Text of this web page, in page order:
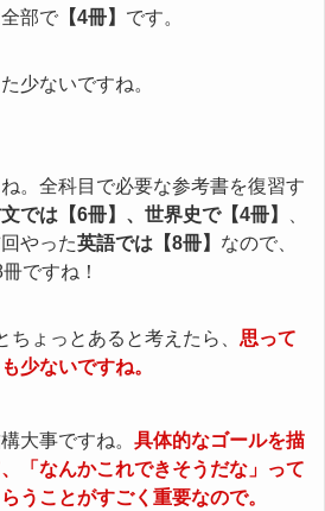
部で 【4冊】 です。
少ないですね。
。全科目で必要な参考書を復習す
では【6冊】、世界史で【4冊】
やった英語では【8冊】 なので、
ですね！
ちょっとあると考えたら、 思って
少ないですね。
大事ですね。 具体的なゴールを描
「なんかこれできそうだな」って
うことがすごく重要なので。